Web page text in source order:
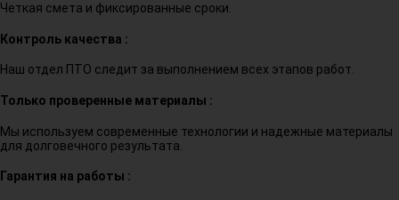
Четкая смета и фиксированные сроки.
Контроль качества :
Наш отдел ПТО следит за выполнением всех этапов работ.
Только проверенные материалы :
Мы используем современные технологии и надежные материалы
для долговечного результата.
Гарантия на работы :